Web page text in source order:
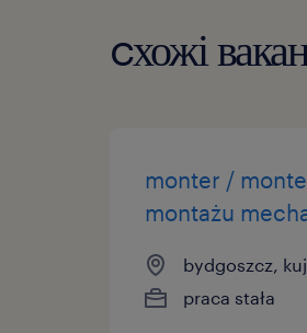
cхожі
monter /
montażu
bydgoszcz,
praca stała